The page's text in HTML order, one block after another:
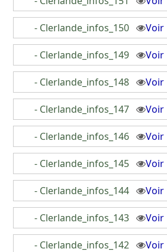
- Clerlande_infos_150 Voir
- Clerlande_infos_149 Voir
- Clerlande_infos_148 Voir
- Clerlande_infos_147 Voir
- Clerlande_infos_146 Voir
- Clerlande_infos_145 Voir
- Clerlande_infos_144 Voir
- Clerlande_infos_143 Voir
- Clerlande_infos_142 Voir